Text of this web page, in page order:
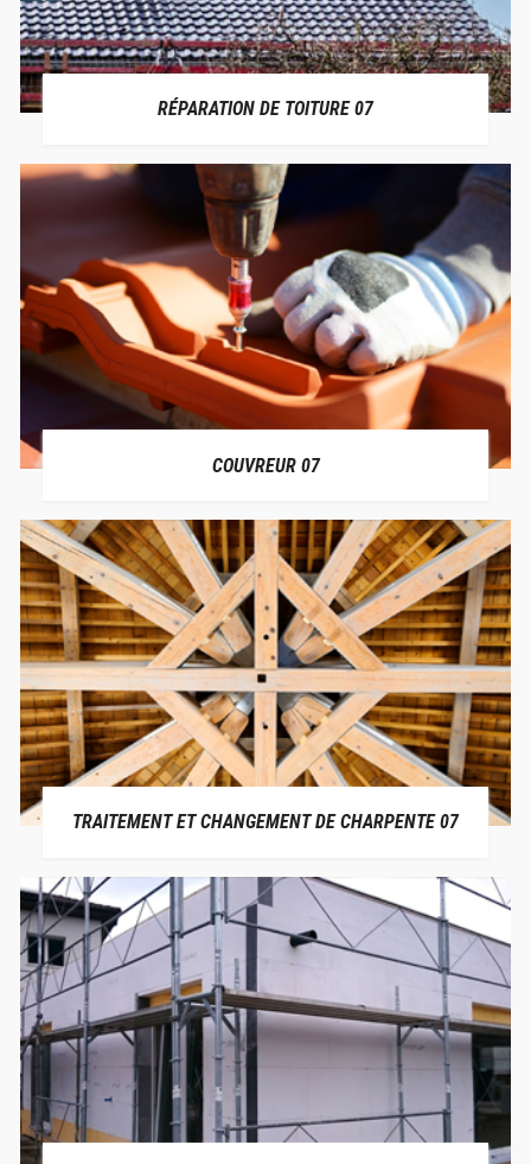
RÉPARATION DE TOITURE 07
COUVREUR 07
TRAITEMENT ET CHANGEMENT DE CHARPENTE 07